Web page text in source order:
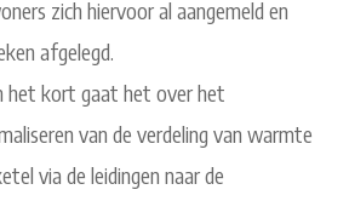
zich hiervoor al aangemeld en
afgelegd.
het kort gaat het over het
van de verdeling van warmte
via de leidingen naar de